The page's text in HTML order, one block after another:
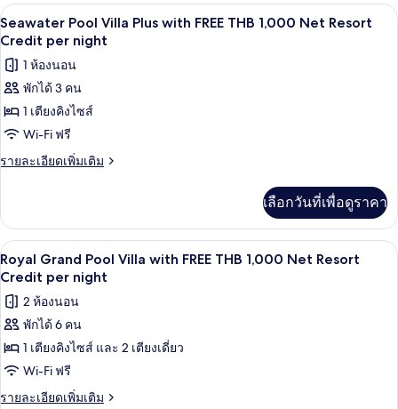
Net
Resort
Credit
per
night
Seawater
Pool
with
FREE
1,000
Net
Credit
เปิด
ภาพถ่าย
ทั้งหมด
ของ
Seawater
Pool
Villa
FREE
THB
1,000
Net
Resort
Credit
per
night
มินิบาร์, ตู้นิรภัยในห้องพัก, เตารีด/โต๊ะ
6
Seawater Pool Villa Plus with FREE THB 1,000 Net Resort
Credit per night
1 ห้องนอน
พักได้ 3 คน
1 เตียงคิงไซส์
Wi-Fi ฟรี
รายละเอียดเพิ่มเติม
ราย
เกี่ยว
กับ
Seawater
Pool
Plus
with
THB
1,000
Resort
เลือกวันที่เพื่อดูราคา
เปิด
ภาพถ่าย
ทั้งหมด
ของ
Royal
Grand
Pool
มินิบาร์, ตู้นิรภัยในห้องพัก, เตารีด/โต๊ะ
10
Royal Grand Pool Villa with FREE THB 1,000 Net Resort
Credit per night
2 ห้องนอน
พักได้ 6 คน
1 เตียงคิงไซส์ และ 2 เตียงเดี่ยว
Wi-Fi ฟรี
รายละเอียดเพิ่มเติม
ราย